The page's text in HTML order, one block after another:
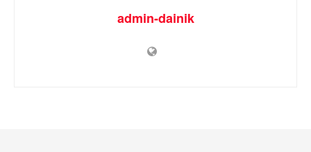
admin-dainik